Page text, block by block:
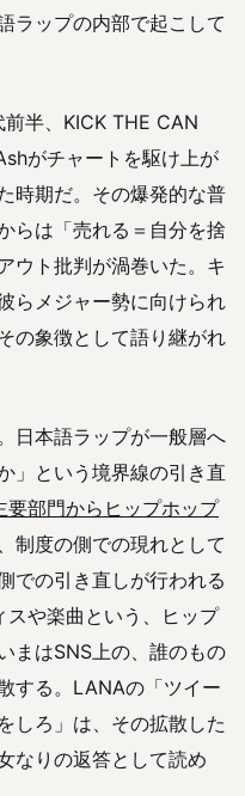
ラップの内部で起こして
半、KICK THE CAN
がチャートを駆け上が
時期だ。その爆発的な普
らは「売れる＝自分を捨
ウト批判が渦巻いた。キ
らメジャー勢に向けられ
の象徴として語り継がれ
日本語ラップが一般層へ
」という境界線の引き直
部門からヒップホップ
制度の側での現れとして
での引き直しが行われる
や楽曲という、ヒップ
まはSNS上の、誰のもの
する。LANAの「ツイー
しろ」は、その拡散した
なりの返答として読め